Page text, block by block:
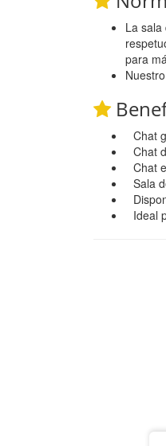
La
para
Chat
Chat
Chat
Sala
Ideal